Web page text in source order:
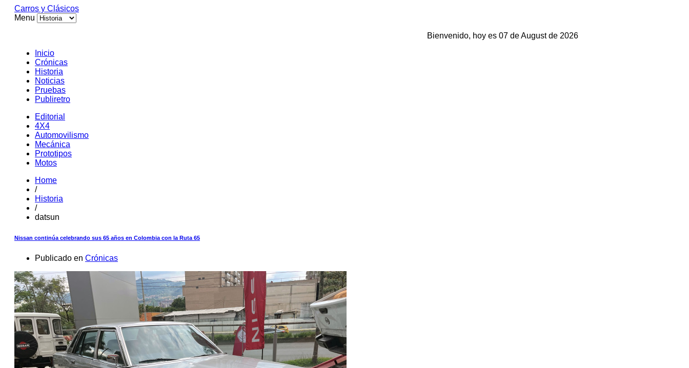
Carros y Clásicos
Menu
Bienvenido, hoy es 07 de August de 2026
Inicio
Crónicas
Historia
Noticias
Pruebas
Publiretro
Editorial
4X4
Automovilismo
Mecánica
Prototipos
Motos
Home
/
Historia
/
datsun
Nissan continúa celebrando sus 65 años en Colombia con la Ruta 65
Publicado en Crónicas